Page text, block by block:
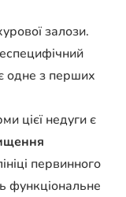
залози.
одне з перших
цієї недуги є
первинного
функціональне